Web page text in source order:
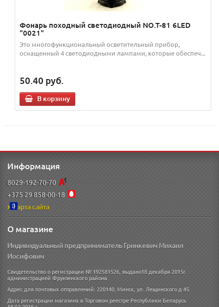
Фонарь походный светодиодный NO.T-81 6LED
"0021"
Это многофункциональный осветительный прибор,
оснащенный 4 светодиодными лампами, которые обеспеч...
50.40 руб.
В корзину
Информация
8029-192-70-70
+375 29 858-00-18
Карта сайта
О магазине
Индивидуальный предприниматель Гринкевич Михаил
Иосифович
Свидетельство о регистрации № 192581526, выдано18 декабря 2015г.
администрацией Фрунзенского района.
Адрес для почтовых отправлений: 220140, Минск, ул. Лещинского д 45.
Дата регистрации магазина в Торговом реестре Республики Беларусь